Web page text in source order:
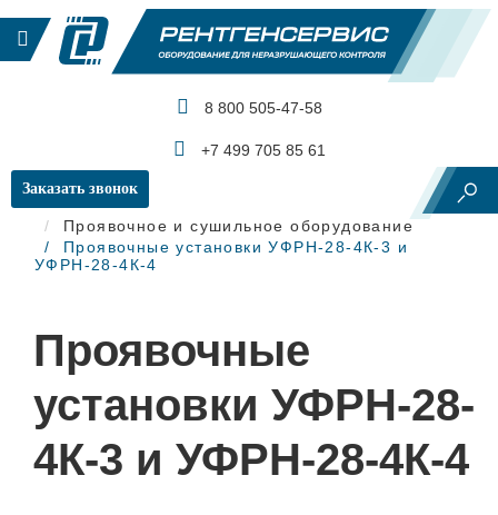
8 800 505-47-58
+7 499 705 85 61
Заказать звонок
Главная
Рентгеновский контроль
Проявочное и сушильное оборудование
Проявочные установки УФРН-28-4К-3 и
УФРН-28-4К-4
Проявочные
установки УФРН-28-
4К-3 и УФРН-28-4К-4